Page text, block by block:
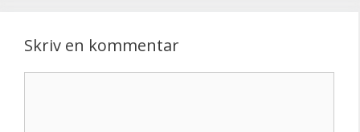
Skriv en kommentar